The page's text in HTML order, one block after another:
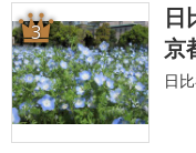
3
日
京
日